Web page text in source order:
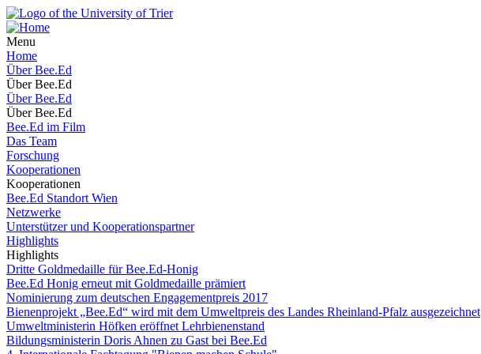
Menu
Home
Über Bee.Ed
Über Bee.Ed
Über Bee.Ed
Über Bee.Ed
Bee.Ed im Film
Das Team
Forschung
Kooperationen
Kooperationen
Bee.Ed Standort Wien
Netzwerke
Unterstützer und Kooperationspartner
Highlights
Highlights
Dritte Goldmedaille für Bee.Ed-Honig
Bee.Ed Honig erneut mit Goldmedaille prämiert
Nominierung zum deutschen Engagementpreis 2017
Bienenprojekt „Bee.Ed“ wird mit dem Umweltpreis des Landes Rheinland-Pfalz ausgezeichnet
Umweltministerin Höfken eröffnet Lehrbienenstand
Bildungsministerin Doris Ahnen zu Gast bei Bee.Ed